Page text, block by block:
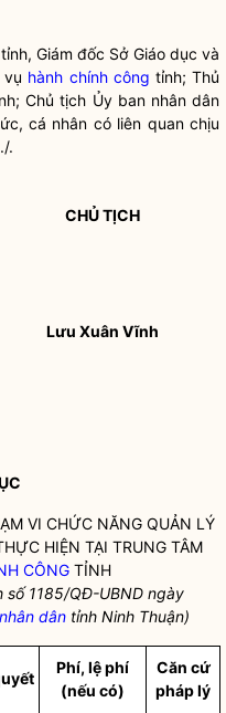
tỉnh, Giám đốc Sở Giáo dục và
vụ hành chính công tỉnh; Thủ
Chủ tịch Ủy ban nhân dân
cá nhân có liên quan chịu
.
CHỦ TỊCH
Lưu Xuân Vĩnh
VI CHỨC NĂNG QUẢN LÝ
HIỆN TẠI TRUNG TÂM
CÔNGTỈNH
số 1185/QĐ-UBND ngày
nhân dân tỉnh Ninh Thuận)
Phí, lệ phí
(nếu có)
Căn cứ
pháp lý